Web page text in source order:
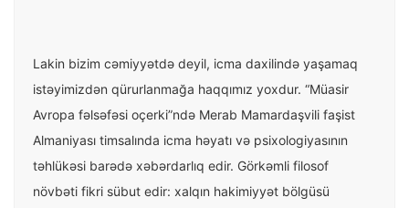
Lakin bizim cəmiyyətdə deyil, icma daxilində yaşamaq
istəyimizdən qürurlanmağa haqqımız yoxdur. “Müasir
Avropa fəlsəfəsi oçerki”ndə Merab Mamardaşvili faşist
Almaniyası timsalında icma həyatı və psixologiyasının
təhlükəsi barədə xəbərdarlıq edir. Görkəmli filosof
növbəti fikri sübut edir: xalqın hakimiyyət bölgüsü